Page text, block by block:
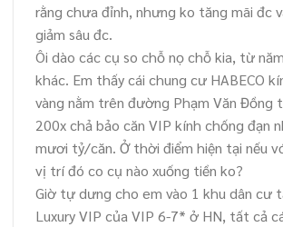
rằng chưa đỉnh, nhưng ko tăng mãi đc
giảm sâu đc.
Ôi dào các cụ so chỗ nọ chỗ kia, từ
khác. Em thấy cái chung cư HABECO
vàng nằm trên đường Phạm Văn Đồng
200x chả bảo căn VIP kính chống đạn
mươi tỷ/căn. Ở thời điểm hiện tại nếu
vị trí đó co cụ nào xuống tiền ko?
Giờ tự dưng cho em vào 1 khu dân cư
Luxury VIP của VIP 6-7* ở HN, tất cả